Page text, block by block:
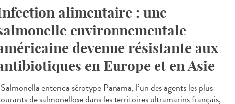
alimentaire : une
environnementale
devenue résistante aux
en Europe et en Asie
Salmonella enterica sérotype Panama, l’un des agents les plus
de salmonellose dans les territoires ultramarins français,